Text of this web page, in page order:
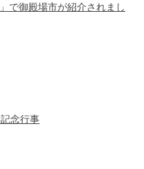
で御殿場市が紹介されまし
念行事